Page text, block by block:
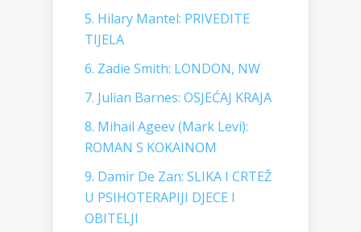
5. Hilary Mantel: PRIVEDITE
TIJELA
6. Zadie Smith: LONDON, NW
7. Julian Barnes: OSJEĆAJ KRAJA
8. Mihail Ageev (Mark Levi):
ROMAN S KOKAINOM
9. Damir De Zan: SLIKA I CRTEŽ
U PSIHOTERAPIJI DJECE I
OBITELJI